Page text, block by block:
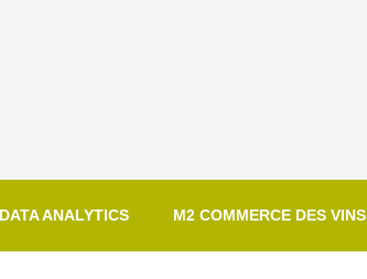
ANALYTICS M2 COMMERCE DES VINS